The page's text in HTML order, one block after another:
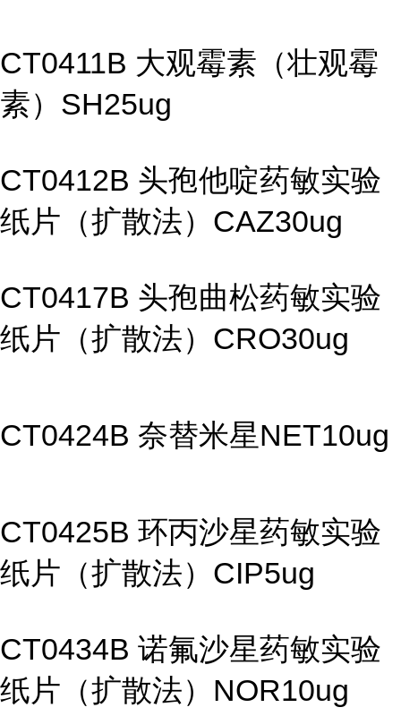
CT0411B 大观霉素（壮观霉
素）SH25ug
CT0412B 头孢他啶药敏实验
纸片（扩散法）CAZ30ug
CT0417B 头孢曲松药敏实验
纸片（扩散法）CRO30ug
CT0424B 奈替米星NET10ug
CT0425B 环丙沙星药敏实验
纸片（扩散法）CIP5ug
CT0434B 诺氟沙星药敏实验
纸片（扩散法）NOR10ug